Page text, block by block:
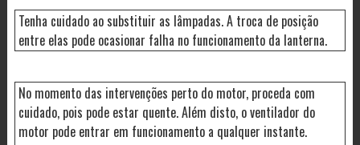
Tenha cuidado ao substituir as lâmpadas. A troca de posição
entre elas pode ocasionar falha no funcionamento da lanterna.
No momento das intervenções perto do motor, proceda com
cuidado, pois pode estar quente. Além disto, o ventilador do
motor pode entrar em funcionamento a qualquer instante.